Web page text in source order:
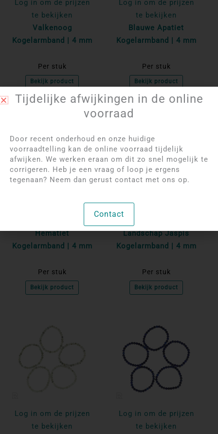
Log in om de prijzen
te bekijken
Valkenoog
Kogelarmband | 4 mm
Per stuk
Bekijk product
Log in om de prijzen
te bekijken
Blauwe Apatiet
Kogelarmband | 4 mm
Per stuk
Bekijk product
Hematiet
Kogelarmband | 4 mm
Per stuk
Bekijk product
Landschap Jaspis
Kogelarmband | 4 mm
Per stuk
Bekijk product
Log in om de prijzen
te bekijken
Log in om de prijzen
te bekijken
Tijdelijke afwijkingen in de online
voorraad
Door recent onderhoud en onze huidige
voorraadtelling kan de online voorraad tijdelijk
afwijken. We werken eraan om dit zo snel mogelijk te
corrigeren. Heb je een vraag of loop je ergens
tegenaan? Neem dan gerust contact met ons op.
Contact